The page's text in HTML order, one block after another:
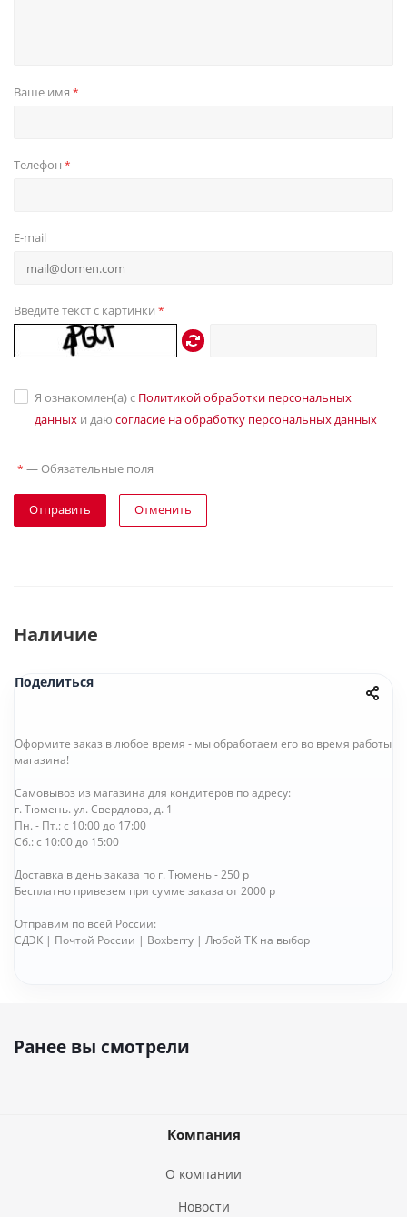
Ваше имя *
Телефон *
E-mail
Введите текст с картинки *
Я ознакомлен(а) с Политикой обработки персональных
данных и даю согласие на обработку персональных данных
* — Обязательные поля
Отправить Отменить
Наличие
Поделиться
Оформите заказ в любое время - мы обработаем его во время работы
магазина!
Самовывоз из магазина для кондитеров по адресу:
г. Тюмень. ул. Свердлова, д. 1
Пн. - Пт.: с 10:00 до 17:00
Сб.: с 10:00 до 15:00
Доставка в день заказа по г. Тюмень - 250 р
Бесплатно привезем при сумме заказа от 2000 р
Отправим по всей России:
СДЭК | Почтой России | Boxberry | Любой ТК на выбор
Ранее вы смотрели
Компания
О компании
Новости